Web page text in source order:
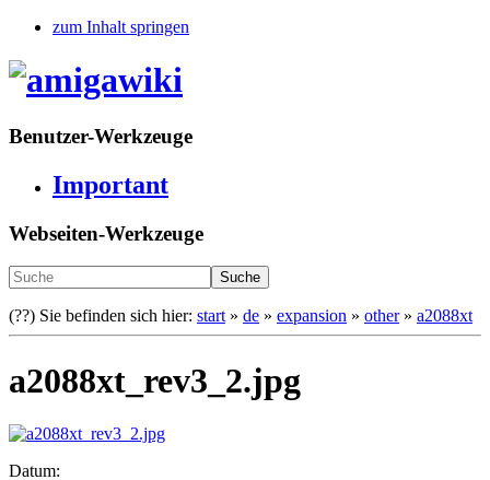
zum Inhalt springen
Benutzer-Werkzeuge
Important
Webseiten-Werkzeuge
Suche
(??) Sie befinden sich hier: start» de » expansion » other» a2088xt
a2088xt_rev3_2.jpg
Datum: